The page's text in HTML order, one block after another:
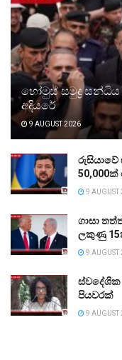
හෝමුස් සමුද්‍ර
අදියරේ
9 AUGUST 2026
රුසියාවේ
50,000ක්
9 AUGUST
ගාසා
ලකුණු 15ක
9 AUGUST
ස්වදේශික
පියවරක්
9 AUGUST